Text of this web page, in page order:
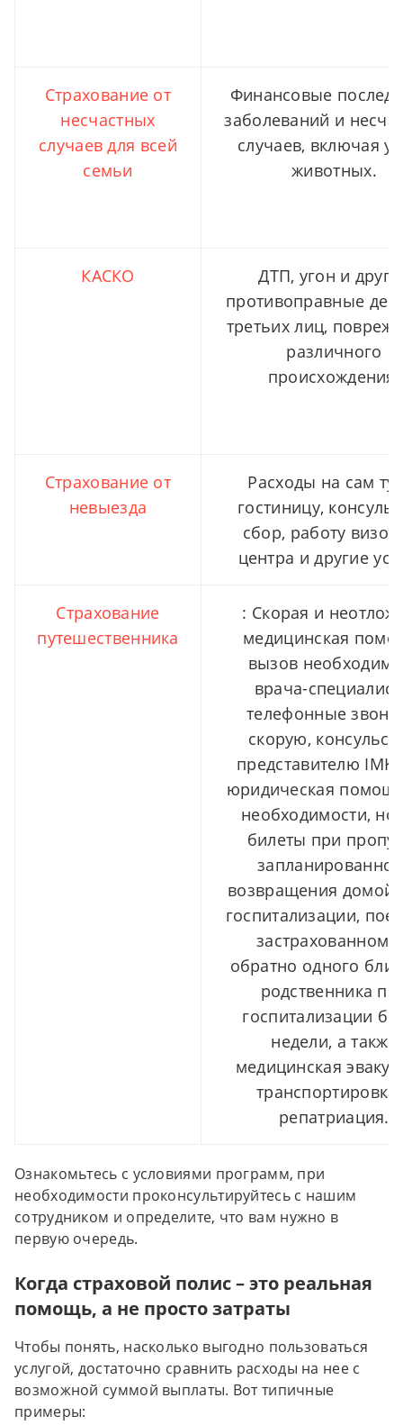
Страхование от
несчастных
случаев для всей
семьи
Финансовые
заболеваний и
случаев, включая
животных.
КАСКО
ДТП, угон и
противоправные
третьих лиц,
различного
происхождения.
Страхование от
невыезда
Расходы на сам
гостиницу,
сбор, работу
центра и другие
Страхование
путешественника
: Скорая и
медицинская
вызов
врача-
телефонные
скорую,
представителю
юридическая
необходимости,
билеты при
возвращения домой
госпитализации,
застрахованному
обратно одного
родственника
госпитализации
недели, а также
медицинская
транспортировка
репатриация.
Ознакомьтесь с условиями программ, при
необходимости проконсультируйтесь с нашим
сотрудником и определите, что вам нужно в
первую очередь.
Когда страховой полис – это реальная
помощь, а не просто затраты
Чтобы понять, насколько выгодно пользоваться
услугой, достаточно сравнить расходы на нее с
возможной суммой выплаты. Вот типичные
примеры: